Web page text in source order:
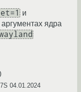
и
аргументах ядра
04.01.2024